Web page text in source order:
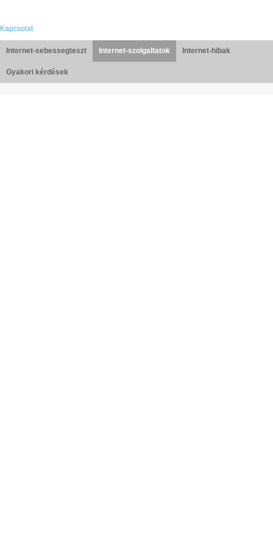
Kapcsolat
Internet-sebessegteszt Internet-szolgaltatok Internet-hibak
Gyakori kérdések